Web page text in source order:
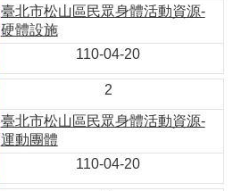
臺北市松山區民眾身體活動資源-
硬體設施
110-04-20
2
臺北市松山區民眾身體活動資源-
運動團體
110-04-20